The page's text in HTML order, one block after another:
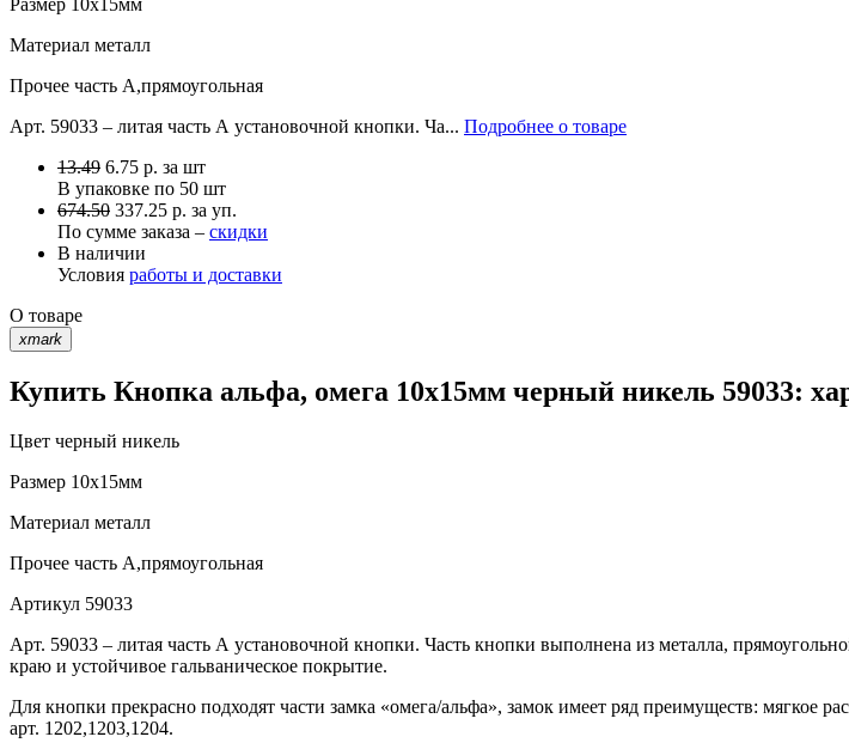
Материал металл
Прочее часть А,прямоугольная
Арт. 59033 – литая часть А установочной кнопки. Ча... Подробнее о товаре
13.49 6.75 р. за шт
В упаковке по 50 шт
674.50 337.25 р. за уп.
По сумме заказа – скидки
В наличии
Условия работы и доставки
О товаре
xmark
Купить Кнопка альфа, омега 10х15мм черный никель 59033:
Цвет черный никель
Размер 10х15мм
Материал металл
Прочее часть А,прямоугольная
Артикул 59033
Арт. 59033 – литая часть А установочной кнопки. Часть кнопки выполнена из металла,
краю и устойчивое гальваническое покрытие.
Для кнопки прекрасно подходят части замка «омега/альфа», замок имеет ряд преимуществ: мягкое
арт. 1202,1203,1204.